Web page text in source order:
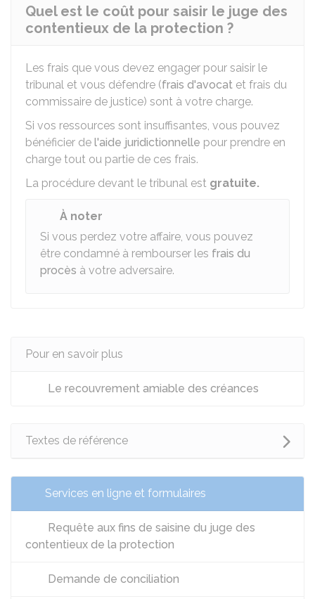
Quel est le coût pour saisir le juge des
contentieux de la protection ?
Les frais que vous devez engager pour saisir le
tribunal et vous défendre (frais d'avocat et frais du
commissaire de justice) sont à votre charge.
Si vos ressources sont insuffisantes, vous pouvez
bénéficier de l'aide juridictionnelle pour prendre en
charge tout ou partie de ces frais.
La procédure devant le tribunal est gratuite.
À noter
Si vous perdez votre affaire, vous pouvez
être condamné à rembourser les frais du
procès à votre adversaire.
Pour en savoir plus
Le recouvrement amiable des créances
Textes de référence
Services en ligne et formulaires
Requête aux fins de saisine du juge des
contentieux de la protection
Demande de conciliation